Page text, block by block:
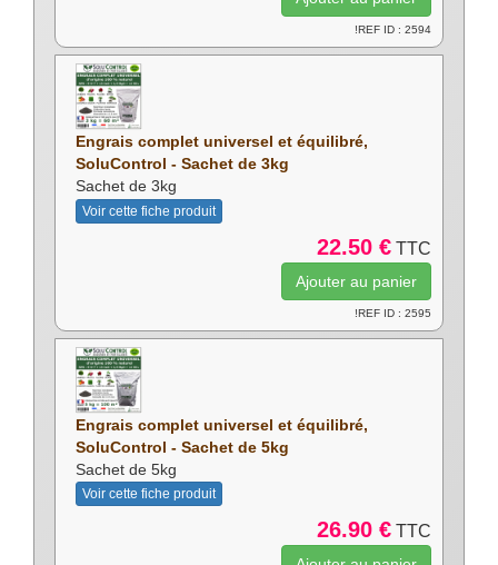
!REF ID : 2594
Engrais complet universel et équilibré,
SoluControl - Sachet de 3kg
Sachet de 3kg
Voir cette fiche produit
22.50 € TTC
!REF ID : 2595
Engrais complet universel et équilibré,
SoluControl - Sachet de 5kg
Sachet de 5kg
Voir cette fiche produit
26.90 € TTC